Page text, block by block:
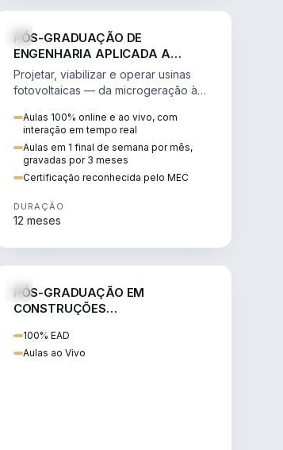
PÓS-GRADUAÇÃO DE
ENGENHARIA APLICADA A
PROJETOS DE ENERGIA SOLAR E
SISTEMAS FOTOVOLTAICOS
Projetar, viabilizar e operar usinas
fotovoltaicas — da microgeração à
negócios de energia.
Aulas 100% online e ao vivo, com
interação em tempo real
Aulas em 1 final de semana por mês,
gravadas por 3 meses
Certificação reconhecida pelo MEC
DURAÇÃO
12 meses
PÓS-GRADUAÇÃO EM
CONSTRUÇÕES
PRODUÇÃO E GESTÃO (SIC)
100% EAD
Aulas ao Vivo